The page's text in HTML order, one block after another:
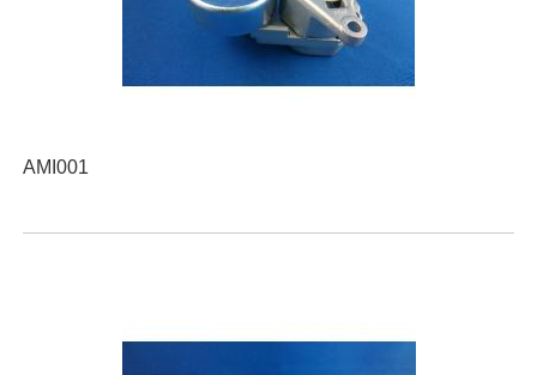
AMI001